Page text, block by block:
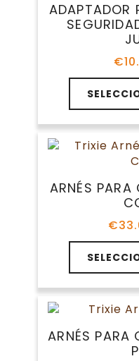
ADAPTADOR
€
Este
producto
tiene
múltiples
variantes.
opciones
se
en
página
de
producto
ARNÉS PARA
€
Este
producto
tiene
múltiples
variantes.
Las
opciones
ARNÉS PARA